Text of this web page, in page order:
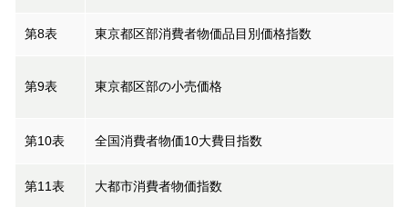
第8表 東京都区部消費者物価品目別価格指数
第9表 東京都区部の小売価格
第10表 全国消費者物価10大費目指数
第11表 大都市消費者物価指数